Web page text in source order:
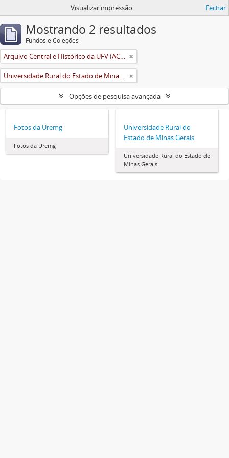
Visualizar impressão Fechar
Mostrando 2 resultados
Fundos e Coleções
Arquivo Central e Histórico da UFV (ACH-UFV)
Universidade Rural do Estado de Minas Gerais (Uremg)
Opções de pesquisa avançada
Fotos da Uremg
Fotos da Uremg
Universidade Rural do
Estado de Minas Gerais
Universidade Rural do Estado de
Minas Gerais